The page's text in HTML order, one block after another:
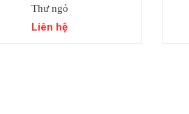
Thư ngỏ
Liên hệ